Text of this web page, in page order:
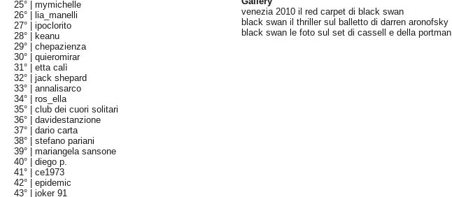
25° |mymichelle
26° |
lia_manelli
27° |ipoclorito
28° |
keanu
29° |chepazienza
30° |quieromirar
31° |etta calì
32° |jack shepard
33° |annalisarco
34° |ros_ella
35° |club dei cuori solitari
36° |davidestanzione
37° |dario carta
38° |stefano pariani
39° |mariangela sansone
40° |diego p.
41° |ce1973
42° |epidemic
43° |joker 91
venezia 2010 il red carpet di black swan
black swan il thriller sul balletto di darren aronofsky
black swan le foto sul set di cassell e della portman